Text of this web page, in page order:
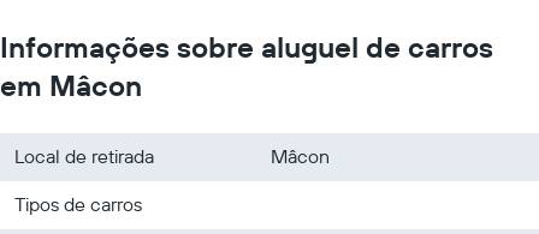
Informações sobre aluguel de carros
em Mâcon
Local de retirada
Mâcon
Tipos de carros